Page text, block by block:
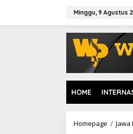
Minggu, 9 Agustus
HOME
Homepage / Jawa